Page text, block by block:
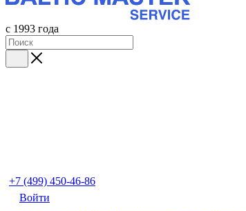
с 1993 года
+7 (499) 450-46-86
Войти